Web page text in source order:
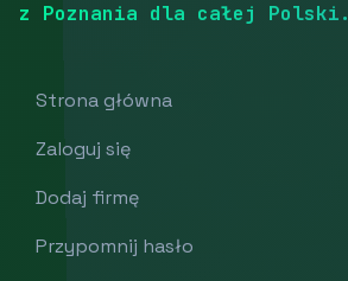
z Poznania dla całej Polski.
Strona główna
Zaloguj się
Dodaj firmę
Przypomnij hasło